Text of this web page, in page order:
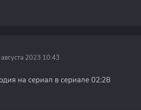
2023 10:43
на сериал в сериале 02:28